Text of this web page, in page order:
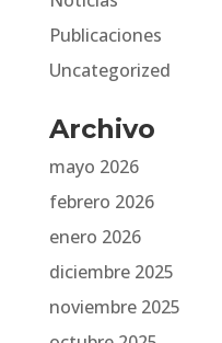
Publicaciones
Uncategorized
Archivo
mayo 2026
febrero 2026
enero 2026
diciembre 2025
noviembre 2025